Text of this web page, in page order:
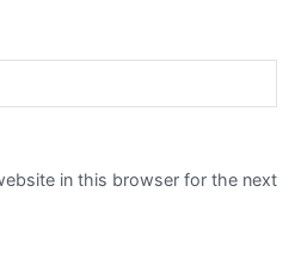
in this browser for the next